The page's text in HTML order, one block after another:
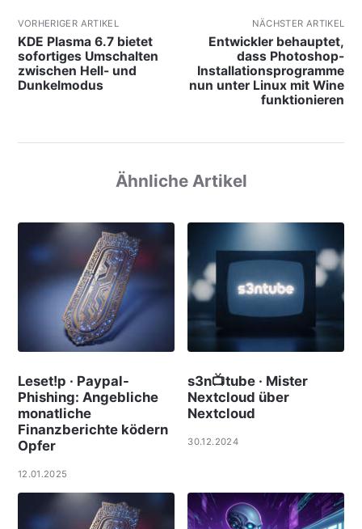
VORHERIGER ARTIKEL
KDE Plasma 6.7 bietet
sofortiges Umschalten
zwischen Hell- und
Dunkelmodus
NÄCHSTER ARTIKEL
Entwickler behauptet,
dass Photoshop-
Installationsprogramme
nun unter Linux mit Wine
funktionieren
Ähnliche Artikel
Leset!p · Paypal-
Phishing: Angebliche
monatliche
Finanzberichte ködern
Opfer
12.01.2025
s3n📺tube · Mister
Nextcloud über
Nextcloud
30.12.2024